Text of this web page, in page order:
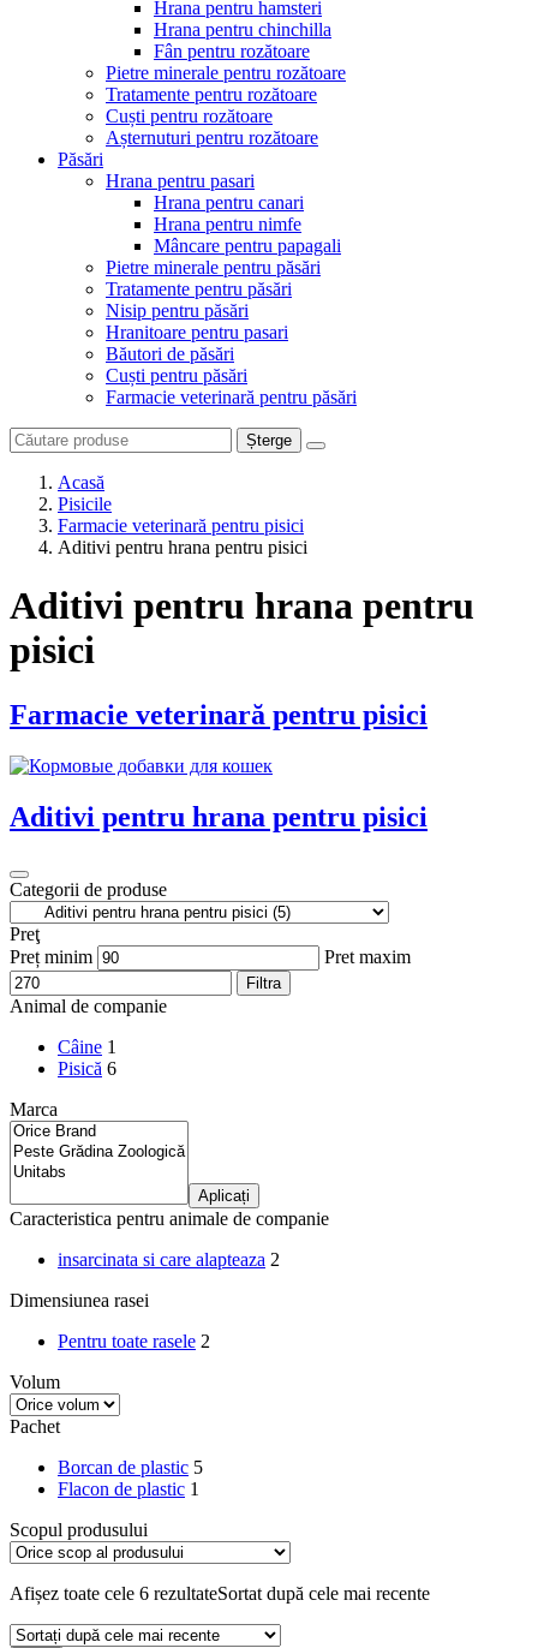
Hrana pentru hamsteri
Hrana pentru chinchilla
Fân pentru rozătoare
Pietre minerale pentru rozătoare
Tratamente pentru rozătoare
Cuști pentru rozătoare
Așternuturi pentru rozătoare
Păsări
Hrana pentru pasari
Hrana pentru canari
Hrana pentru nimfe
Mâncare pentru papagali
Pietre minerale pentru păsări
Tratamente pentru păsări
Nisip pentru păsări
Hranitoare pentru pasari
Băutori de păsări
Cuști pentru păsări
Farmacie veterinară pentru păsări
Șterge
Acasă
Pisicile
Farmacie veterinară pentru pisici
Aditivi pentru hrana pentru pisici
Aditivi pentru hrana pentru
pisici
Farmacie veterinară pentru pisici
Aditivi pentru hrana pentru pisici
Categorii de produse
Preţ
Preț minim
Pret maxim
Filtra
Animal de companie
Câine 1
Pisică 6
Marca
Aplicați
Caracteristica pentru animale de companie
insarcinata si care alapteaza 2
Dimensiunea rasei
Pentru toate rasele 2
Volum
Pachet
Borcan de plastic 5
Flacon de plastic 1
Scopul produsului
Afișez toate cele 6 rezultateSortat după cele mai recente